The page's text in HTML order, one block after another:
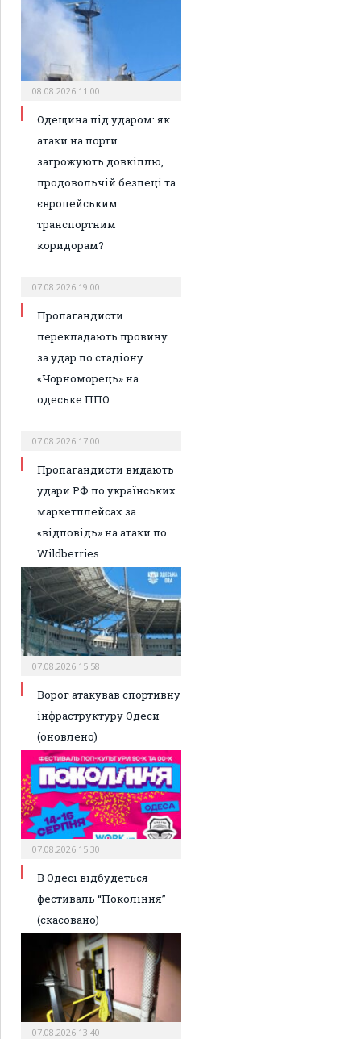
08.08.2026 11:00
Одещина під ударом: як
атаки на порти
загрожують довкіллю,
продовольчій безпеці та
європейським
транспортним
коридорам?
07.08.2026 19:00
Пропагандисти
перекладають провину
за удар по стадіону
«Чорноморець» на
одеське ППО
07.08.2026 17:00
Пропагандисти видають
удари РФ по українських
маркетплейсах за
«відповідь» на атаки по
Wildberries
07.08.2026 15:58
Ворог атакував спортивну
інфраструктуру Одеси
(оновлено)
07.08.2026 15:30
В Одесі відбудеться
фестиваль “Покоління”
(скасовано)
07.08.2026 13:40